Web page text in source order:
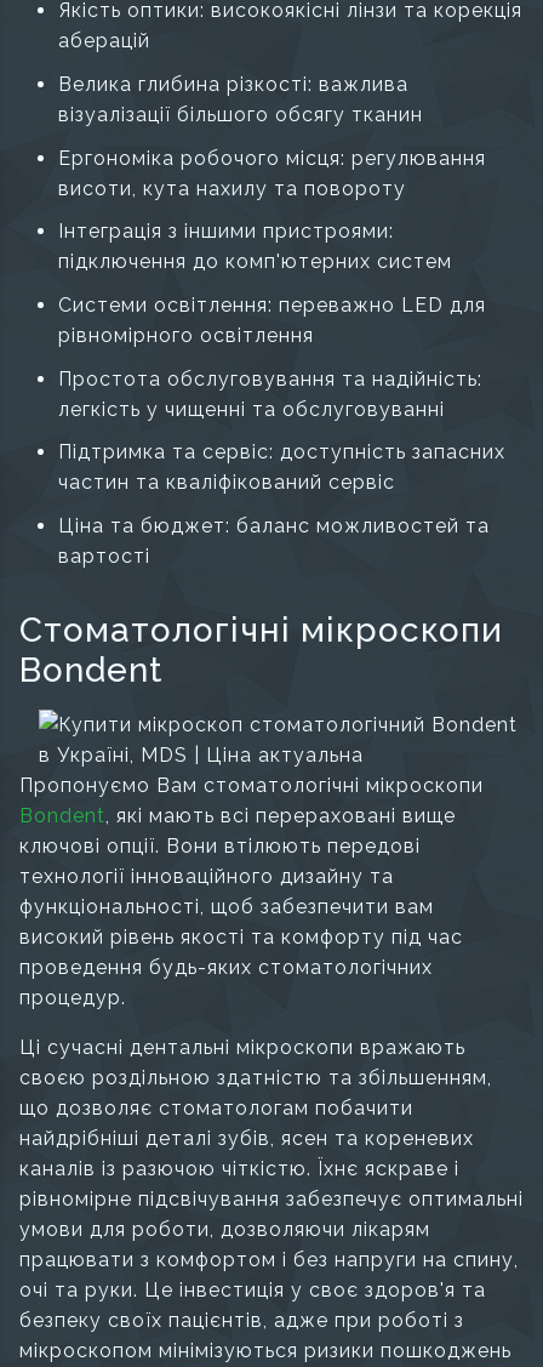
Якість оптики: високоякісні лінзи та корекція
аберацій
Велика глибина різкості: важлива
візуалізації більшого обсягу тканин
Ергономіка робочого місця: регулювання
висоти, кута нахилу та повороту
Інтеграція з іншими пристроями:
підключення до комп'ютерних систем
Системи освітлення: переважно LED для
рівномірного освітлення
Простота обслуговування та надійність:
легкість у чищенні та обслуговуванні
Підтримка та сервіс: доступність запасних
частин та кваліфікований сервіс
Ціна та бюджет: баланс можливостей та
вартості
Стоматологічні мікроскопи
Bondent
Пропонуємо Вам стоматологічні мікроскопи
Bondent, які мають всі перераховані вище
ключові опції. Вони втілюють передові
технології інноваційного дизайну та
функціональності, щоб забезпечити вам
високий рівень якості та комфорту під час
проведення будь-яких стоматологічних
процедур.
Ці сучасні дентальні мікроскопи вражають
своєю роздільною здатністю та збільшенням,
що дозволяє стоматологам побачити
найдрібніші деталі зубів, ясен та кореневих
каналів із разючою чіткістю. Їхнє яскраве і
рівномірне підсвічування забезпечує оптимальні
умови для роботи, дозволяючи лікарям
працювати з комфортом і без напруги на спину,
очі та руки. Це інвестиція у своє здоров'я та
безпеку своїх пацієнтів, адже при роботі з
мікроскопом мінімізуються ризики пошкоджень